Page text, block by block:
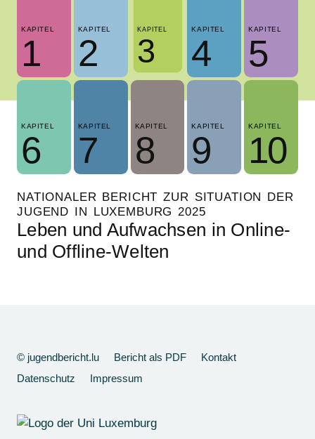
KAPITEL
1
KAPITEL
2
KAPITEL
3
KAPITEL
4
KAPITEL
5
KAPITEL
6
KAPITEL
7
KAPITEL
8
KAPITEL
9
KAPITEL
10
NATIONALER BERICHT ZUR SITUATION DER
JUGEND IN LUXEMBURG 2025
Leben und Aufwachsen in Online-
und Offline-Welten
© jugendbericht.lu Bericht als PDF
Kontakt
Datenschutz
Impressum